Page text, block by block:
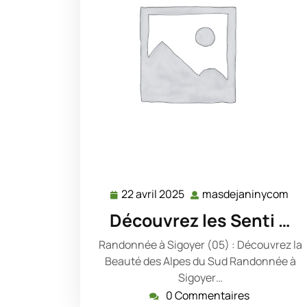
22 avril 2025 22
avril
2025
masdejaninycom
Découvrez les Senti …
Randonnée à Sigoyer (05) : Découvrez la
Beauté des Alpes du Sud Randonnée à
Sigoyer…
0 Commentaires